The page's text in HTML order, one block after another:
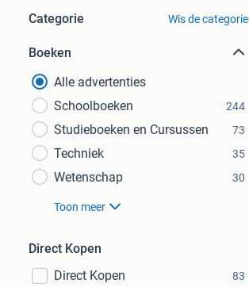
Categorie Wis de categorie
Boeken
Alle advertenties
Schoolboeken
244
Studieboeken en Cursussen 73
Techniek 35
Wetenschap 30
Toon meer
Direct Kopen
Direct Kopen
83